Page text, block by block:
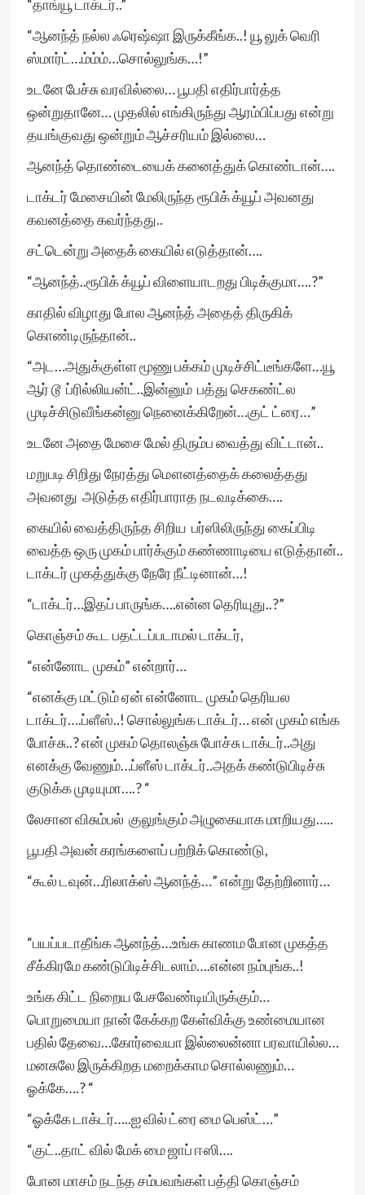
“தாங்யூ டாக்டர்..”
“ஆனந்த் நல்ல ஃரெஷ்ஷா இருக்கீங்க..! யூ லுக் வெரி
ஸ்மார்ட்…ம்ம்ம்…சொல்லுங்க…!”
உடனே பேச்சு வரவில்லை… பூபதி எதிர்பார்த்த
ஒன்றுதானே… முதலில் எங்கிருந்து ஆரம்பிப்பது என்று
தயங்குவது ஒன்றும் ஆச்சரியம் இல்லை…
ஆனந்த் தொண்டையைக் கனைத்துக் கொண்டான்….
டாக்டர் மேசையின் மேலிருந்த ரூபிக் க்யூப் அவனது
கவனத்தை கவர்ந்தது..
சட்டென்று அதைக் கையில் எடுத்தான்….
“ஆனந்த்..ரூபிக் க்யூப் விளையாடறது பிடிக்குமா….?”
காதில் விழாது போல ஆனந்த் அதைத் திருகிக்
கொண்டிருந்தான்..
“அட…அதுக்குள்ள மூணு பக்கம் முடிச்சிட்டீங்களே…யூ
ஆர் டூ ப்ரில்லியன்ட்..இன்னும் பத்து செகண்ட்ல
முடிச்சிடுவீங்கன்னு நெனைக்கிறேன்…குட் ட்ரை…”
உடனே அதை மேசை மேல் திரும்ப வைத்து விட்டான்..
மறுபடி சிறிது நேரத்து மௌனத்தைக் கலைத்தது
அவனது அடுத்த எதிர்பாராத நடவடிக்கை….
கையில் வைத்திருந்த சிறிய பர்ஸிலிருந்து கைப்பிடி
வைத்த ஒரு முகம் பார்க்கும் கண்ணாடியை எடுத்தான்..
டாக்டர் முகத்துக்கு நேரே நீட்டினான்…!
“டாக்டர்…இதப் பாருங்க….என்ன தெரியுது..?”
கொஞ்சம் கூட பதட்டப்படாமல் டாக்டர்,
“என்னோட முகம்” என்றார்…
“எனக்கு மட்டும் ஏன் என்னோட முகம் தெரியல
டாக்டர்….ப்ளீஸ்..! சொல்லுங்க டாக்டர்… என் முகம் எங்க
போச்சு..? என் முகம் தொலஞ்சு போச்சு டாக்டர்..அது
எனக்கு வேணும்…ப்ளீஸ் டாக்டர்..அதக் கண்டுபிடிச்சு
குடுக்க முடியுமா….? “
லேசான விசும்பல் குலுங்கும் அழுகையாக மாறியது…..
பூபதி அவன் கரங்களைப் பற்றிக் கொண்டு,
“கூல் டவுன்…ரிலாக்ஸ் ஆனந்த்…” என்று தேற்றினார்…
“பயப்படாதீங்க ஆனந்த்…உங்க காணம போன முகத்த
சீக்கிரமே கண்டுபிடிச்சிடலாம்….என்ன நம்புங்க..!
உங்க கிட்ட நிறைய பேசவேண்டியிருக்கும்…
பொறுமையா நான் கேக்கற கேள்விக்கு உண்மையான
பதில் தேவை…கோர்வையா இல்லைன்னா பரவாயில்ல…
மனசுலே இருக்கிறத மறைக்காம சொல்லணும்…
ஓக்கே….? “
“ஓக்கே டாக்டர்…..ஐ வில் ட்ரை மை பெஸ்ட்…”
“குட்..தாட் வில் மேக் மை ஜாப் ஈஸி….
போன மாசம் நடந்த சம்பவங்கள் பத்தி கொஞ்சம்